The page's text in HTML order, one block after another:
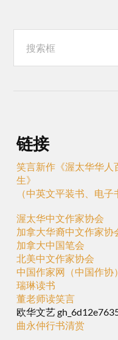
链接
笑言新作《渥太华华
生》
（中英文平装书、电子
渥太华中文作家协会
加拿大华裔中文作家协
加拿大中国笔会
北美中文作家协会
中国作家网（中国作协）
瑞琳读书
董老师读笑言
欧华文艺
曲永仲行书清赏